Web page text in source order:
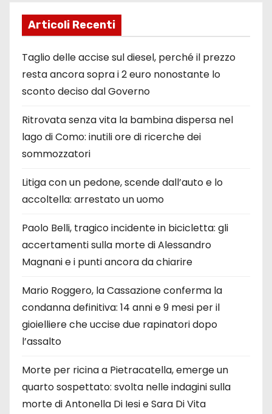
Articoli Recenti
Taglio delle accise sul diesel, perché il prezzo
resta ancora sopra i 2 euro nonostante lo
sconto deciso dal Governo
Ritrovata senza vita la bambina dispersa nel
lago di Como: inutili ore di ricerche dei
sommozzatori
Litiga con un pedone, scende dall’auto e lo
accoltella: arrestato un uomo
Paolo Belli, tragico incidente in bicicletta: gli
accertamenti sulla morte di Alessandro
Magnani e i punti ancora da chiarire
Mario Roggero, la Cassazione conferma la
condanna definitiva: 14 anni e 9 mesi per il
gioielliere che uccise due rapinatori dopo
l’assalto
Morte per ricina a Pietracatella, emerge un
quarto sospettato: svolta nelle indagini sulla
morte di Antonella Di Iesi e Sara Di Vita